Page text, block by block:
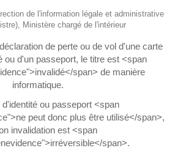
de l'information légale et administrative
Ministère chargé de l'intérieur
de perte ou de vol d'une carte
ou d'un passeport, le titre est <span
span> de manière
informatique.
d'identité ou passeport <span
peut donc plus être utilisé</span>,
invalidation est <span
span>.